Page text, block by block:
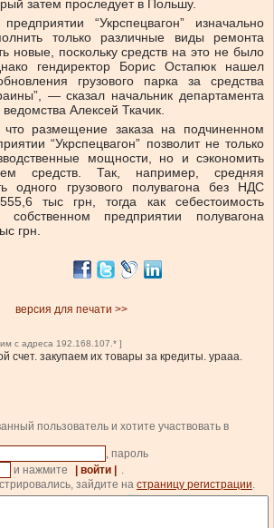
затем проследует в Польшу.
“Укрспецвагон” изначально
только различные виды ремонта
новые, поскольку средств на это не было
гендиректор Борис Остапюк нашел
грузового парка за средства
— сказал начальник департамента
ведомства Алексей Ткачик.
размещение заказа на подчиненном
“Укрспецвагон” позволит не только
мощности, но и сэкономить
средств. Так, например, средняя
одного грузового полувагона без НДС
тыс грн, тогда как себестоимость
собственном предприятии полувагона
грн.
версия для печати >>
с адреса 192.168.107.* ]
счет. закупаем их товары за кредиты. урааа.
пользователь и хотите участвовать в
, пароль
и нажмите
| войти |
.
зайдите на страницу регистрации.